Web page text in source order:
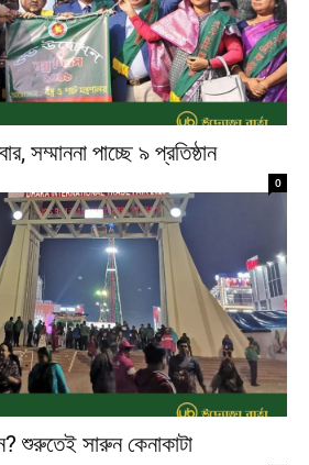
সম্মাননা পাচ্ছে ৯ প্রতিষ্ঠান
0
শুরুতেই সারুন কেনাকাটা